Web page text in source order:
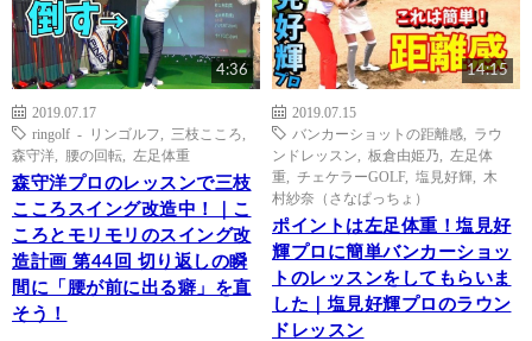
4:36
2019.07.17
ringolf - リンゴルフ
三枝こころ
森守洋
腰の回転 左足体重
森守洋プロのレッスンで三枝
こころスイング改造中！｜こ
ころとモリモリのスイング改
造計画 第44回 切り返しの瞬
間に「腰が前に出る癖」を直
そう！
14:15
2019.07.15
バンカーショットの距離感
ラウ
ンドレッスン
板倉由姫乃
左足体
重
チェケラーGOLF, 塩見好輝
木
村紗奈（さなぱっちょ）
ポイントは左足体重！塩見好
輝プロに簡単バンカーショッ
トのレッスンをしてもらいま
した｜塩見好輝プロのラウン
ドレッスン